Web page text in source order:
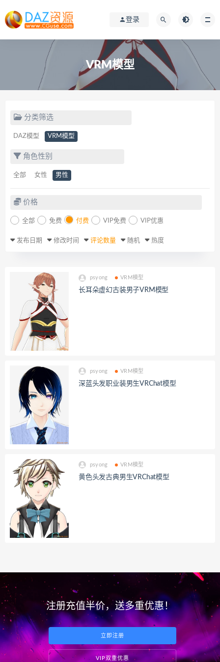
登录
VRM模型
分类筛选
DAZ模型 VRM模型
角色性别
全部 女性 男性
价格
全部 免费 付费 VIP免费 VIP优惠
发布日期 修改时间 评论数量 随机 热度
psyong VRM模型
长耳朵虚幻古装男子VRM模型
psyong VRM模型
深蓝头发职业装男生VRChat模型
psyong VRM模型
黄色头发古典男生VRChat模型
注册充值半价，送多重优惠！
立即注册
VIP双重优惠